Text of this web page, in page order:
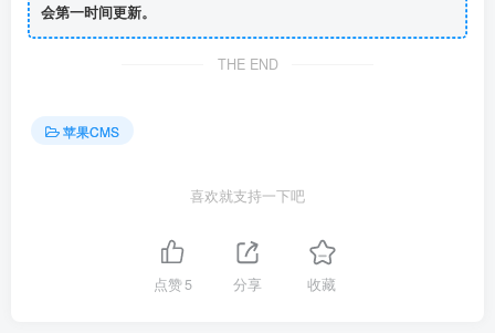
会第一时间更新。
THE END
苹果CMS
喜欢就支持一下吧
点赞5 分享 收藏